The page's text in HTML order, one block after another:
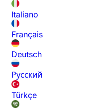
Italiano
Français
Deutsch
Русский
Türkçe